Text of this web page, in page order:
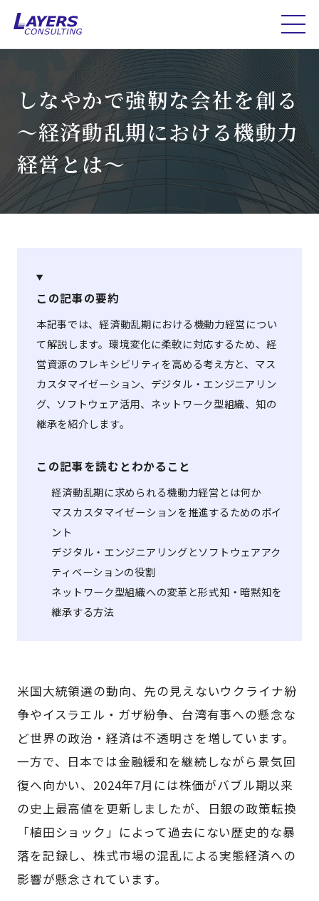
しなやかで強靭な会社を創る
～経済動乱期における機動力
経営とは～
この記事の要約
本記事では、経済動乱期における機動力経営につい
て解説します。環境変化に柔軟に対応するため、経
営資源のフレキシビリティを高める考え方と、マス
カスタマイゼーション、デジタル・エンジニアリン
グ、ソフトウェア活用、ネットワーク型組織、知の
継承を紹介します。
この記事を読むとわかること
経済動乱期に求められる機動力経営とは何か
マスカスタマイゼーションを推進するためのポイ
ント
デジタル・エンジニアリングとソフトウェアアク
ティベーションの役割
ネットワーク型組織への変革と形式知・暗黙知を
継承する方法
米国大統領選の動向、先の見えないウクライナ紛
争やイスラエル・ガザ紛争、台湾有事への懸念な
ど世界の政治・経済は不透明さを増しています。
一方で、日本では金融緩和を継続しながら景気回
復へ向かい、2024年7月には株価がバブル期以来
の史上最高値を更新しましたが、日銀の政策転換
「植田ショック」によって過去にない歴史的な暴
落を記録し、株式市場の混乱による実態経済への
影響が懸念されています。